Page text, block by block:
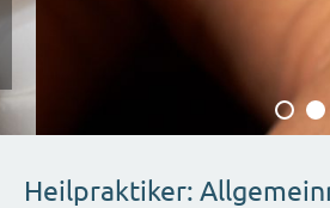
Heilpraktiker: